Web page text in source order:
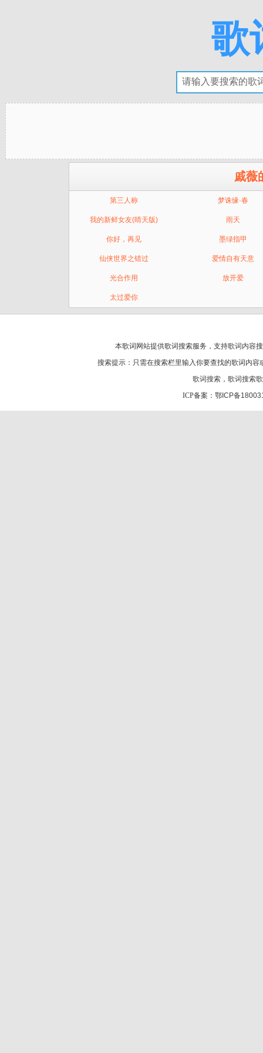
歌
戚薇
第三人称 梦诛缘·春
我的新鲜女友(晴天版) 雨天
你好，再见 墨绿指甲
仙侠世界之错过 爱情自有天意
光合作用 放开爱
太过爱你
本歌词网站提供歌词搜索服务，支持歌词 内容
搜索提示：只需在搜索栏里输入你要查找的歌词内
歌词搜索 ， 歌词搜索
ICP备案： 鄂ICP备